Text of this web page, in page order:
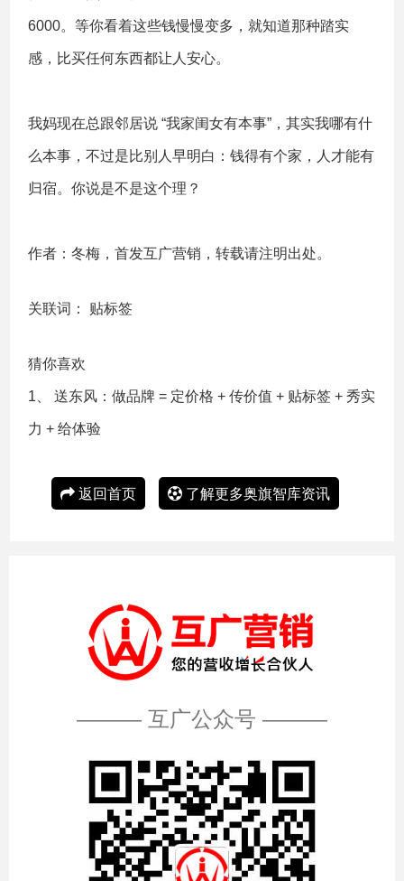
6000。等你看着这些钱慢慢变多，就知道那种踏实
感，比买任何东西都让人安心。
我妈现在总跟邻居说 “我家闺女有本事”，其实我哪有什
么本事，不过是比别人早明白：钱得有个家，人才能有
归宿。你说是不是这个理？
作者：冬梅，首发互广营销，转载请注明出处。
关联词： 贴标签
猜你喜欢
1、 送东风：做品牌 = 定价格 + 传价值 + 贴标签 + 秀实
力 + 给体验
返回首页 了解更多奥旗智库资讯
——— 互广公众号 ———